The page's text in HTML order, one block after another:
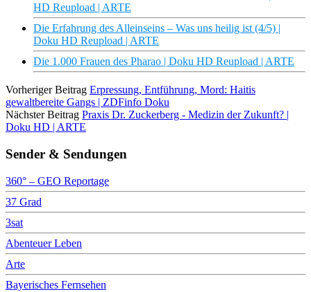
HD Reupload | ARTE
Die Erfahrung des Alleinseins – Was uns heilig ist (4/5) |
Doku HD Reupload | ARTE
Die 1.000 Frauen des Pharao | Doku HD Reupload | ARTE
Vorheriger Beitrag Erpressung, Entführung, Mord: Haitis
gewaltbereite Gangs | ZDFinfo Doku
Nächster Beitrag Praxis Dr. Zuckerberg - Medizin der Zukunft? |
Doku HD | ARTE
Sender & Sendungen
360° – GEO Reportage
37 Grad
3sat
Abenteuer Leben
Arte
Bayerisches Fernsehen